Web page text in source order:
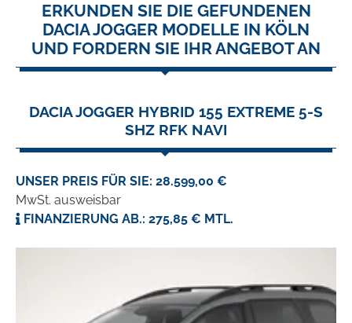
ERKUNDEN SIE DIE GEFUNDENEN
DACIA JOGGER MODELLE IN KÖLN
UND FORDERN SIE IHR ANGEBOT AN
DACIA JOGGER HYBRID 155 EXTREME 5-S
SHZ RFK NAVI
UNSER PREIS FÜR SIE: 28.599,00 €
MwSt. ausweisbar
FINANZIERUNG AB.: 275,85 € MTL.